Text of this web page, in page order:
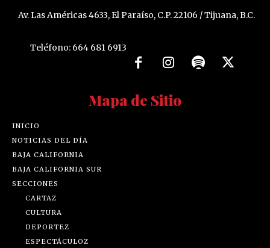
Av. Las Américas 4633, El Paraíso, C.P. 22106 / Tijuana, B.C.
Teléfono: 664 681 6913
Mapa de Sitio
INICIO
NOTICIAS DEL DÍA
BAJA CALIFORNIA
BAJA CALIFORNIA SUR
SECCIONES
CARTAZ
CULTURA
DEPORTEZ
ESPECTÁCULOZ